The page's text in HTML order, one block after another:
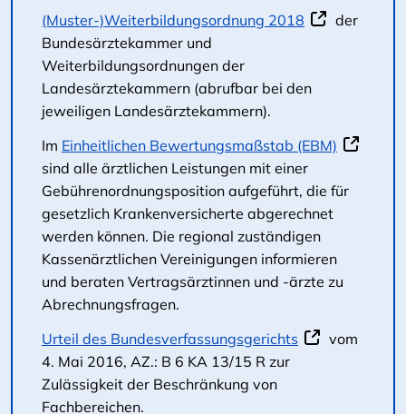
(Muster-)Weiterbildungsordnung 2018
der
Bundesärztekammer und
Weiterbildungsordnungen der
Landesärztekammern (abrufbar bei den
jeweiligen Landesärztekammern).
Im Einheitlichen Bewertungsmaßstab (EBM)
sind alle ärztlichen Leistungen mit einer
Gebührenordnungsposition aufgeführt, die für
gesetzlich Krankenversicherte abgerechnet
werden können. Die regional zuständigen
Kassenärztlichen Vereinigungen informieren
und beraten Vertragsärztinnen und -ärzte zu
Abrechnungsfragen.
Urteil des Bundesverfassungsgerichts
vom
4. Mai 2016, AZ.: B 6 KA 13/15 R zur
Zulässigkeit der Beschränkung von
Fachbereichen.